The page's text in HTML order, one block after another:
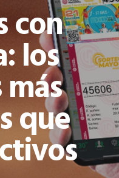
con
los
que